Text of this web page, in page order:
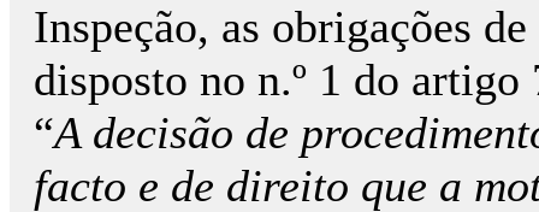
Inspeção, as obrigações
disposto no n.º 1 do
“A decisão de
facto e de direito que a